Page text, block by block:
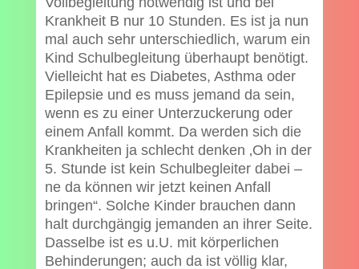
Krankheit B nur 10 Stunden. Es ist ja nun
mal auch sehr unterschiedlich, warum ein
Kind Schulbegleitung überhaupt benötigt.
Vielleicht hat es Diabetes, Asthma oder
Epilepsie und es muss jemand da sein,
wenn es zu einer Unterzuckerung oder
einem Anfall kommt. Da werden sich die
Krankheiten ja schlecht denken ‚Oh in der
5. Stunde ist kein Schulbegleiter dabei –
ne da können wir jetzt keinen Anfall
bringen“. Solche Kinder brauchen dann
halt durchgängig jemanden an ihrer Seite.
Dasselbe ist es u.U. mit körperlichen
Behinderungen; auch da ist völlig klar,